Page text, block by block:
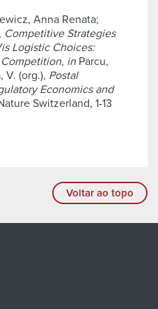
Anna Renata;
Competitive Strategies
Logistic Choices:
, in Parcu,
V. (org.), Postal
Economics and
Switzerland, 1-13
Voltar ao topo